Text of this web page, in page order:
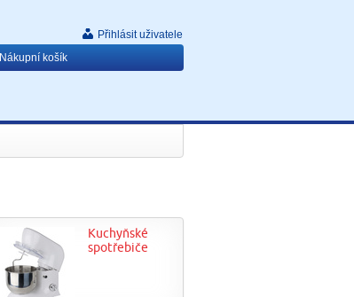
Přihlásit uživatele
Nákupní košík
Kuchyňské
spotřebiče